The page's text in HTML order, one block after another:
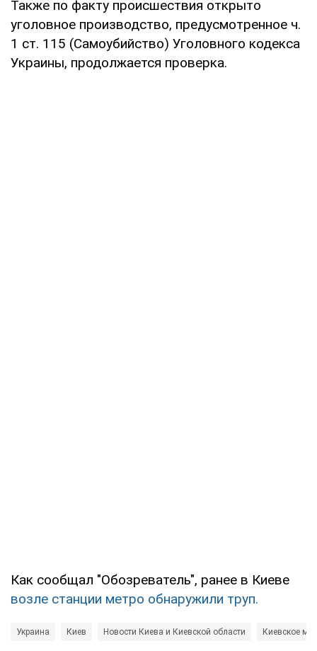
Также по факту происшествия открыто
уголовное производство, предусмотренное ч.
1 ст. 115 (Самоубийство) Уголовного кодекса
Украины, продолжается проверка.
Как сообщал "Обозреватель", ранее в Киеве
возле станции метро обнаружили труп.
Украина Киев Новости Киева и Киевской области Киевское